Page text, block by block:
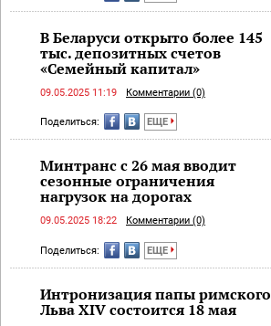
В Беларуси открыто более 145
тыс. депозитных счетов
«Семейный капитал»
09.05.2025 11:19 Комментарии (0)
Поделиться: ЕЩЕ
Минтранс с 26 мая вводит
сезонные ограничения
нагрузок на дорогах
09.05.2025 18:22 Комментарии (0)
Поделиться: ЕЩЕ
Интронизация папы римского
Льва ХIV состоится 18 мая